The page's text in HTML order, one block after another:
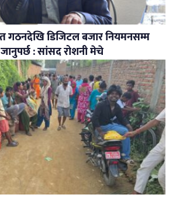
गठनदेखि डिजिटल बजार नियमनसम्म
: सांसद रोशनी मेचे